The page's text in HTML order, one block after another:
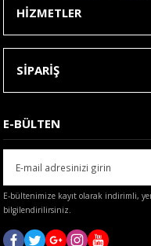
Ürün fiyatı diğer sitelerden
Bu ürüne benzer farklı
HİZMETLER
SİPARİŞ
E-BÜLTEN
E-bültenimize kayıt olarak indirimli,
bilgilendirilirsiniz.